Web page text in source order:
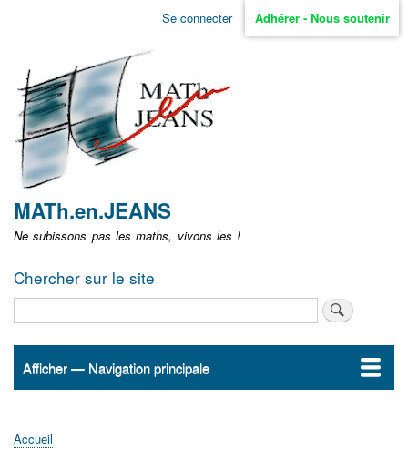
Aller
non
identifié
Se connecter Adhérer - Nous soutenir
MATh.en.JEANS
Ne subissons pas les maths, vivons les !
Chercher sur le site
Navigation
Afficher — Navigation principale
Accueil
ActualitésMATh.en.JEANS ?
Régions et Ateliers
Créer, gérer un atelier
Sujets/Publications
Congrès
Accueil